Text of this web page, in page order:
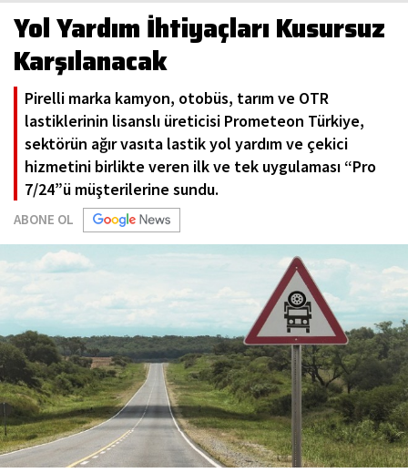
Yol Yardım İhtiyaçları Kusursuz
Karşılanacak
Pirelli marka kamyon, otobüs, tarım ve OTR
lastiklerinin lisanslı üreticisi Prometeon Türkiye,
sektörün ağır vasıta lastik yol yardım ve çekici
hizmetini birlikte veren ilk ve tek uygulaması “Pro
7/24”ü müşterilerine sundu.
ABONE OL